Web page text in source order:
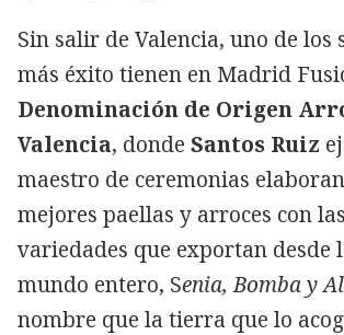
Sin salir de Valencia, uno de los
más éxito tienen en Madrid
Denominación de Origen
Valencia, donde Santos Ruiz
maestro de ceremonias
mejores paellas y arroces con
variedades que exportan desde
mundo entero, Senia, Bomba y
nombre que la tierra que lo